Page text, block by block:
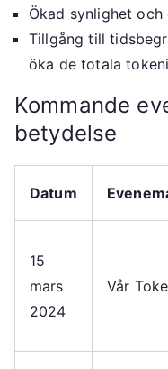
Ökad synlighet
Tillgång till
öka de totala
Kommande
betydelse
Datum
15
mars
2024
Vår